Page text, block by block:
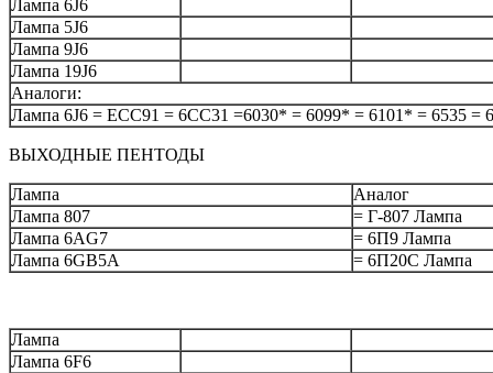
Лампа 6J6
Лампа 5J6
Лампа 9J6
Лампа 19J6
Аналоги:
Лампа 6J6 = ECC91 = 6CC31 =6030* = 6099* = 6101* = 6535 =
ВЫХОДНЫЕ ПЕНТОДЫ
Лампа
Аналог
Лампа 807
= Г-807 Лампа
Лампа 6AG7
= 6П9 Лампа
Лампа 6GB5A
= 6П20С Лампа
Лампа
Лампа 6F6